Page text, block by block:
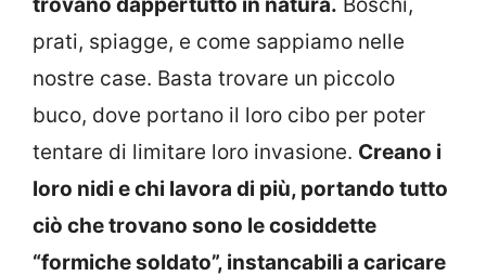
prati, spiagge, e come sappiamo nelle
nostre case. Basta trovare un piccolo
buco, dove portano il loro cibo per poter
tentare di limitare loro invasione. Creano i
loro nidi e chi lavora di più, portando tutto
ciò che trovano sono le cosiddette
“formiche soldato”, instancabili a caricare